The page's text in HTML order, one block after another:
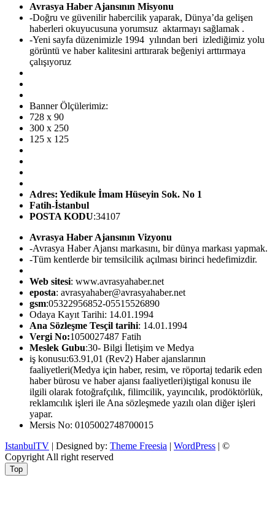
Avrasya Haber Ajansının Misyonu
-Doğru ve güvenilir habercilik yaparak, Dünya’da gelişen
haberleri okuyucusuna yorumsuz aktarmayı sağlamak .
-Yeni sayfa düzenimizle 1994 yılından beri izlediğimiz yolu
görüntü ve haber kalitesini arttırarak beğeniyi arttırmaya
çalışıyoruz
Banner Ölçülerimiz:
728 x 90
300 x 250
125 x 125
Adres: Yedikule İmam Hüseyin Sok. No 1
Fatih-İstanbul
POSTA KODU:34107
Avrasya Haber Ajansının Vizyonu
-Avrasya Haber Ajansı markasını, bir dünya markası yapmak.
-Tüm kentlerde bir temsilcilik açılması birinci hedefimizdir.
Web sitesi: www.avrasyahaber.net
eposta: avrasyahaber@avrasyahaber.net
gsm:05322956852-05515526890
Odaya Kayıt Tarihi: 14.01.1994
Ana Sözleşme Tesçil tarihi: 14.01.1994
Vergi No:1050027487 Fatih
Meslek Gubu:30- Bilgi İletişim ve Medya
iş konusu:63.91,01 (Rev2) Haber ajanslarının
faaliyetleri(Medya için haber, resim, ve röportaj tedarik eden
haber bürosu ve haber ajansı faaliyetleri)iştigal konusu ile
ilgili olarak fotoğrafçılık, filimcilik, yayıncılık, prodöktörlük,
reklamcılık işleri ile Ana sözleşmede yazılı olan diğer işleri
yapar.
Mersis No: 0105002748700015
IstanbulTV | Designed by: Theme Freesia | WordPress | ©
Copyright All right reserved
Top